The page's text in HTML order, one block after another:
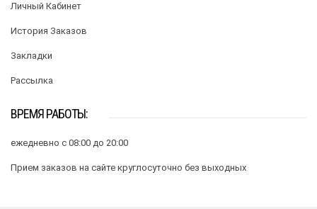
Личный Кабинет
История Заказов
Закладки
Рассылка
ВРЕМЯ РАБОТЫ:
ежедневно с 08:00 до 20:00
Прием заказов на сайте круглосуточно без выходных